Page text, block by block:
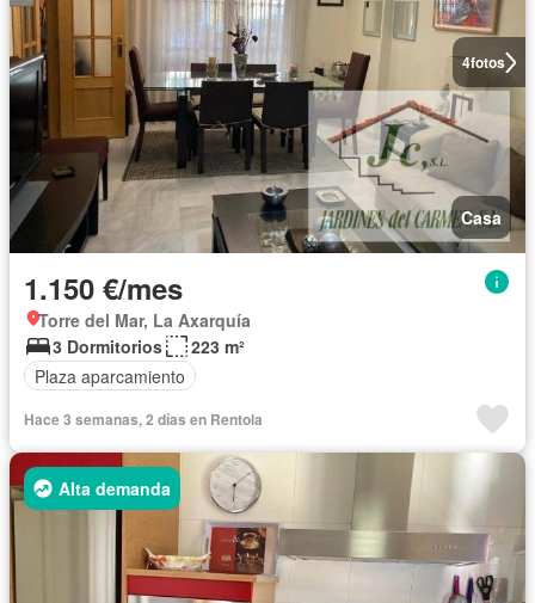
4fotos
Casa
1.150 €/mes
Torre del Mar, La Axarquía
3 Dormitorios
223 m²
Plaza aparcamiento
Hace 3 semanas, 2 días en Rentola
Alta demanda